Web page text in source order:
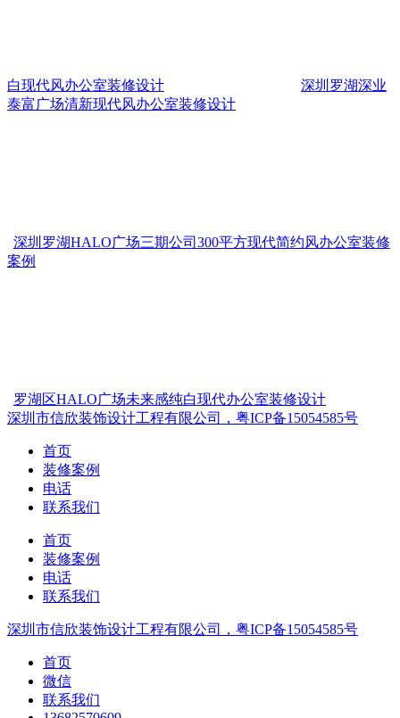
白现代风办公室装修设计
深圳罗湖深业
泰富广场清新现代风办公室装修设计
深圳罗湖HALO广场三期公司300平方现代简约风办公室装修
案例
罗湖区HALO广场未来感纯白现代办公室装修设计
深圳市信欣装饰设计工程有限公司，粤ICP备15054585号
首页
装修案例
电话
联系我们
首页
装修案例
电话
联系我们
深圳市信欣装饰设计工程有限公司，粤ICP备15054585号
首页
微信
联系我们